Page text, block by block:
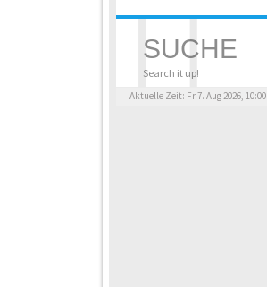
SUCHE
Search it up!
Aktuelle Zeit: Fr 7. Aug 2026, 10:00